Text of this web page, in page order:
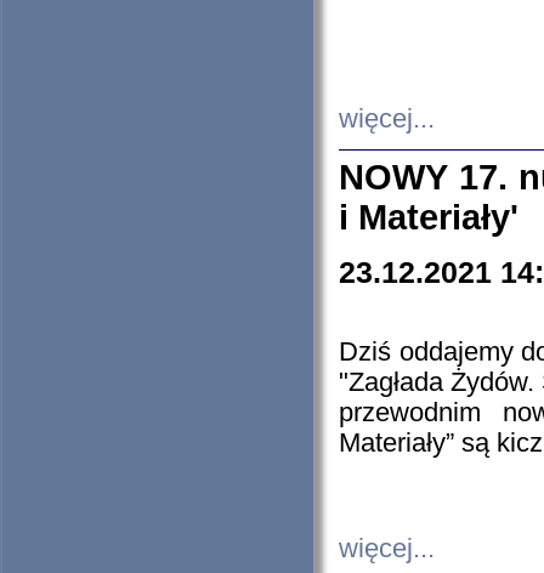
więcej...
NOWY 17.
i Materiały'
23.12.2021
Dziś oddajemy
"Zagłada
przewodnim
Materiały” są
więcej...